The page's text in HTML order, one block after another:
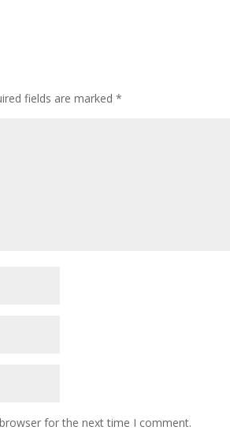
fields are marked*
for the next time I comment.